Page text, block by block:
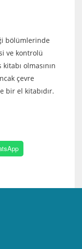
bölümlerinde
ve kontrolü
olmasının
çevre
bir el kitabıdır.